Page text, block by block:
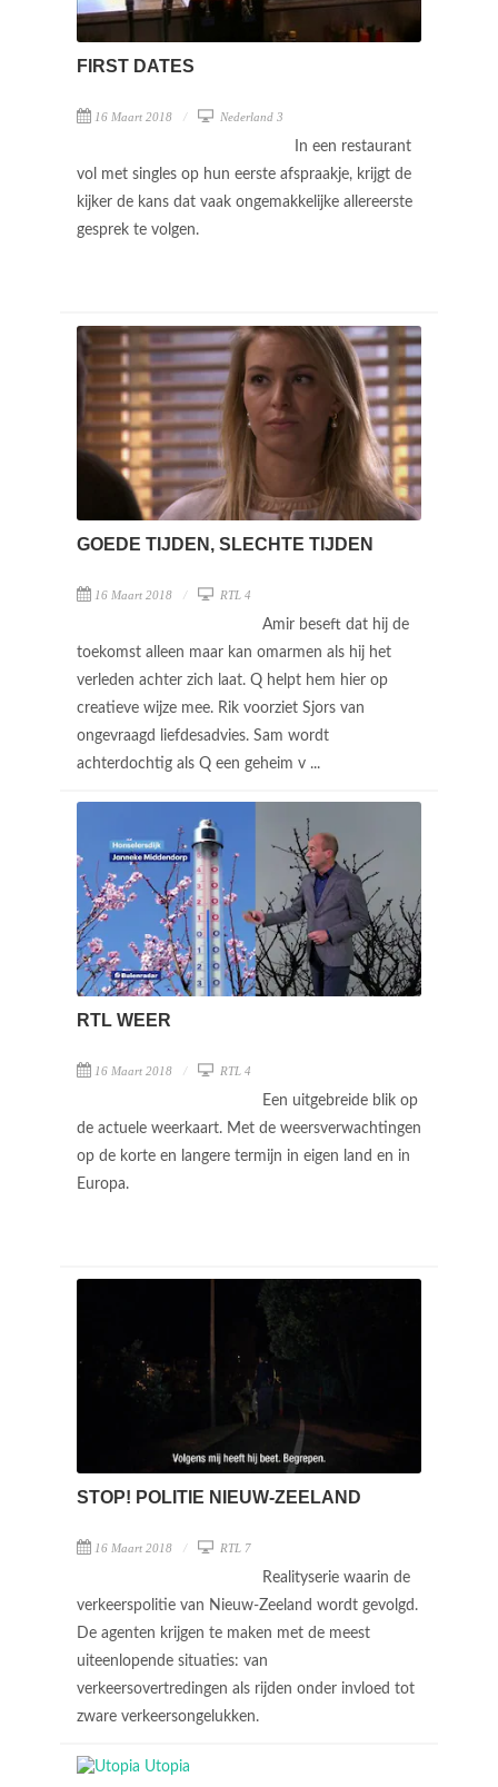
FIRST DATES
16 Maart 2018 Nederland 3
In een restaurant
vol met singles op hun eerste afspraakje, krijgt de
kijker de kans dat vaak ongemakkelijke allereerste
gesprek te volgen.
GOEDE TIJDEN, SLECHTE TIJDEN
16 Maart 2018 RTL 4
Amir beseft dat hij de
toekomst alleen maar kan omarmen als hij het
verleden achter zich laat. Q helpt hem hier op
creatieve wijze mee. Rik voorziet Sjors van
ongevraagd liefdesadvies. Sam wordt
achterdochtig als Q een geheim v ...
RTL WEER
16 Maart 2018 RTL 4
Een uitgebreide blik op
de actuele weerkaart. Met de weersverwachtingen
op de korte en langere termijn in eigen land en in
Europa.
STOP! POLITIE NIEUW-ZEELAND
16 Maart 2018 RTL 7
Realityserie waarin de
verkeerspolitie van Nieuw-Zeeland wordt gevolgd.
De agenten krijgen te maken met de meest
uiteenlopende situaties: van
verkeersovertredingen als rijden onder invloed tot
zware verkeersongelukken.